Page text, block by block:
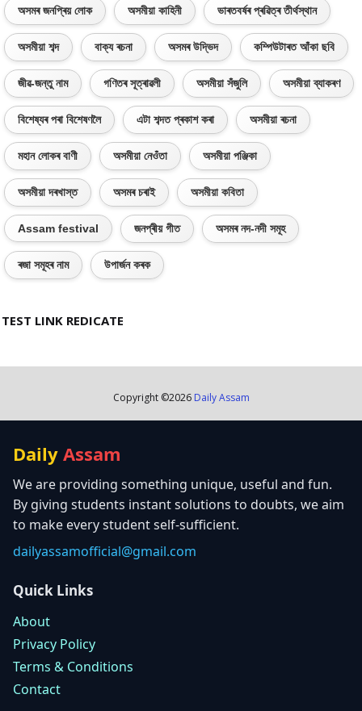
অসমৰ জনপ্ৰিয় লোক অসমীয়া কাহিনী ভাৰতবৰ্ষৰ প্ৰৱিত্ৰ তীৰ্থস্থান
অসমীয়া শব্দ বাক্য ৰচনা অসমৰ উদ্ভিদ কম্পিউটাৰত আঁকা ছবি
জীৱ-জন্তু নাম গণিতৰ সূত্ৰাৱলী অসমীয়া সঁজুলি অসমীয়া ব্যাকৰণ
বিশেষ্যৰ পৰা বিশেষণলৈ এটা শব্দত প্ৰকাশ কৰা অসমীয়া ৰচনা
মহান লোকৰ বাণী অসমীয়া নেওঁতা অসমীয়া পঞ্জিকা
অসমীয়া দৰখাস্ত অসমৰ চৰাই অসমীয়া কবিতা
Assam festival জনপ্ৰীয় গীত অসমৰ নদ-নদী সমূহ
ৰজা সমূহৰ নাম উপাৰ্জন কৰক
TEST LINK REDICATE
Copyright ©2026 Daily Assam
Daily Assam
We are providing something unique, useful and fun.
By giving students instant solutions to doubts, we aim
to make every student self-sufficient.
dailyassamofficial@gmail.com
Quick Links
About
Privacy Policy
Terms & Conditions
Contact